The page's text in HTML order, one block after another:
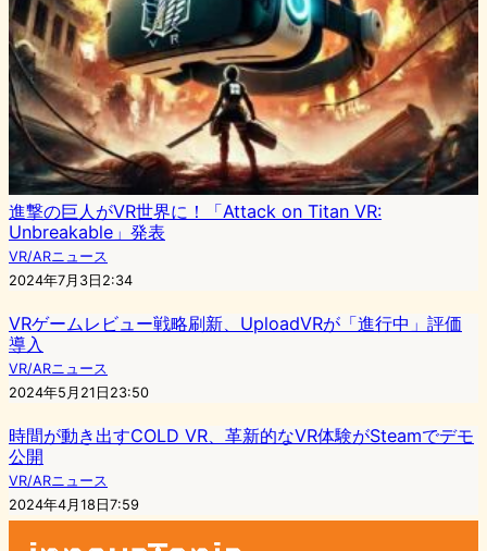
進撃の巨人がVR世界に！「Attack on Titan VR:
Unbreakable」発表
VR/ARニュース
2024年7月3日2:34
VRゲームレビュー戦略刷新、UploadVRが「進行中」評価
導入
VR/ARニュース
2024年5月21日23:50
時間が動き出すCOLD VR、革新的なVR体験がSteamでデモ
公開
VR/ARニュース
2024年4月18日7:59